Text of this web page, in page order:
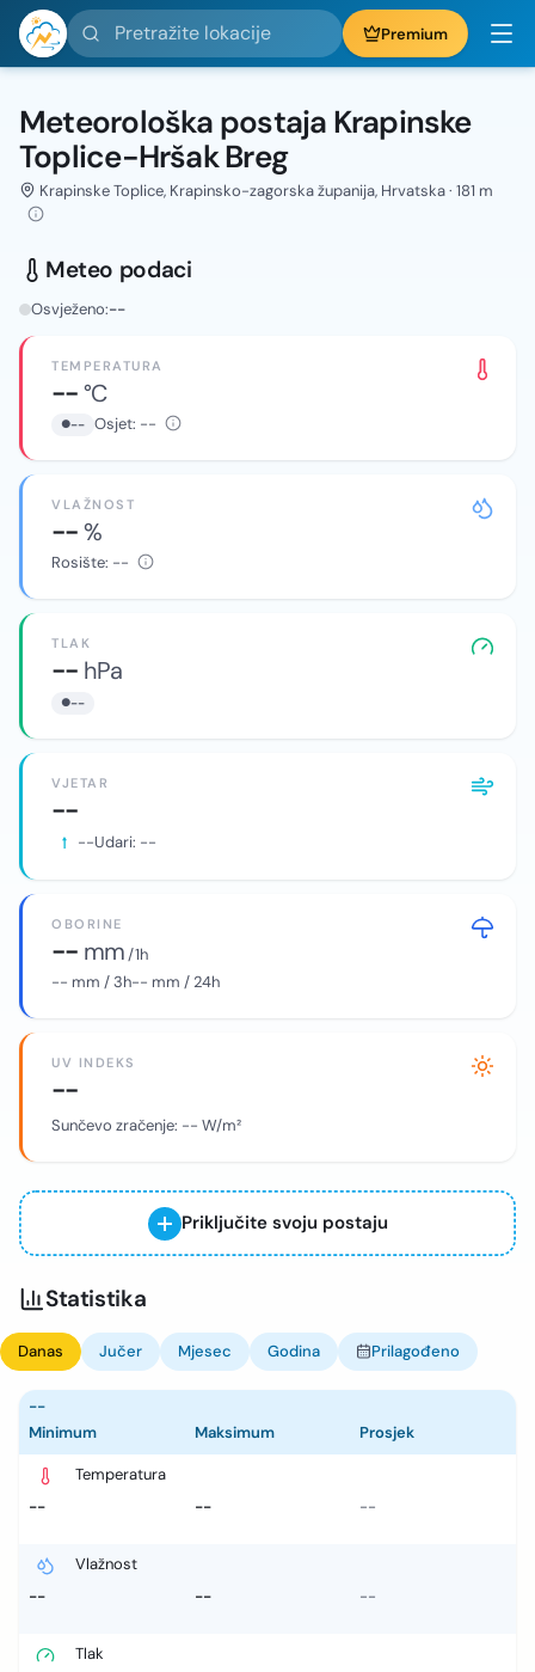
Pretražite lokacije Premium
Meteorološka postaja Krapinske
Toplice-Hršak Breg
Krapinske Toplice, Krapinsko-zagorska županija, Hrvatska · 181 m
Meteo podaci
Osvježeno:--
TEMPERATURA
--°C
-- Osjet: --
VLAŽNOST
--%
Rosište: --
TLAK
-- hPa
--
VJETAR
--
--Udari: --
OBORINE
-- mm/ 1h
-- mm / 3h-- mm / 24h
UV INDEKS
--
Sunčevo zračenje: -- W/m²
Priključite svoju postaju
Statistika
Danas Jučer Mjesec Godina Prilagođeno
--
Minimum
Maksimum Prosjek
Temperatura
--
-- --
Vlažnost
--
-- --
Tlak